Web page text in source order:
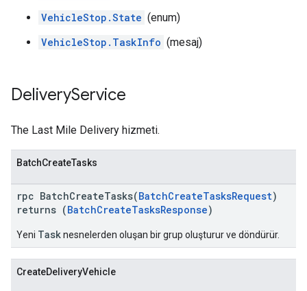
VehicleStop.State (enum)
VehicleStop.TaskInfo (mesaj)
DeliveryService
The Last Mile Delivery hizmeti.
BatchCreateTasks
rpc BatchCreateTasks(BatchCreateTasksRequest)
returns (BatchCreateTasksResponse)
Yeni Tasknesnelerden oluşan bir grup oluşturur ve döndürür.
CreateDeliveryVehicle